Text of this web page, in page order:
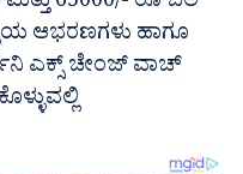
ಆಭರಣಗಳು ಹಾಗೂ
ಎಕ್ಸ್ ಚೇಂಜ್ ವಾಚ್